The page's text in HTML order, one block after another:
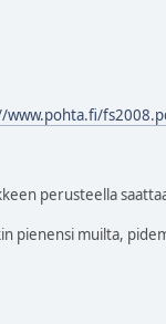
www.pohta.fi/
perusteella
pienensi muilta,